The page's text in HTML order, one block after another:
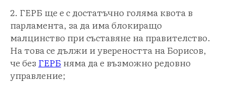
2. ГЕРБ ще е с достатъчно голяма квота в
парламента, за да има блокиращо
малцинство при съставяне на правителство.
На това се дължи и увереността на Борисов,
че без ГЕРБ няма да е възможно редовно
управление;